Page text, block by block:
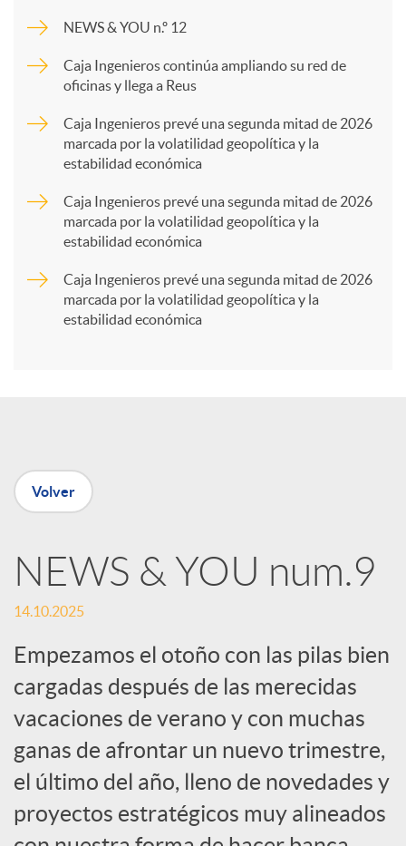
p
a
n
e
d
e
s
S
NEWS & YOU n.º 12
Caja Ingenieros continúa ampliando su red de
oficinas y llega a Reus
Caja Ingenieros prevé una segunda mitad de 2026
marcada por la volatilidad geopolítica y la
estabilidad económica
Caja Ingenieros prevé una segunda mitad de 2026
marcada por la volatilidad geopolítica y la
estabilidad económica
Caja Ingenieros prevé una segunda mitad de 2026
marcada por la volatilidad geopolítica y la
estabilidad económica
Volver
NEWS & YOU num.9
14.10.2025
Empezamos el otoño con las pilas bien
cargadas después de las merecidas
vacaciones de verano y con muchas
ganas de afrontar un nuevo trimestre,
el último del año, lleno de novedades y
proyectos estratégicos muy alineados